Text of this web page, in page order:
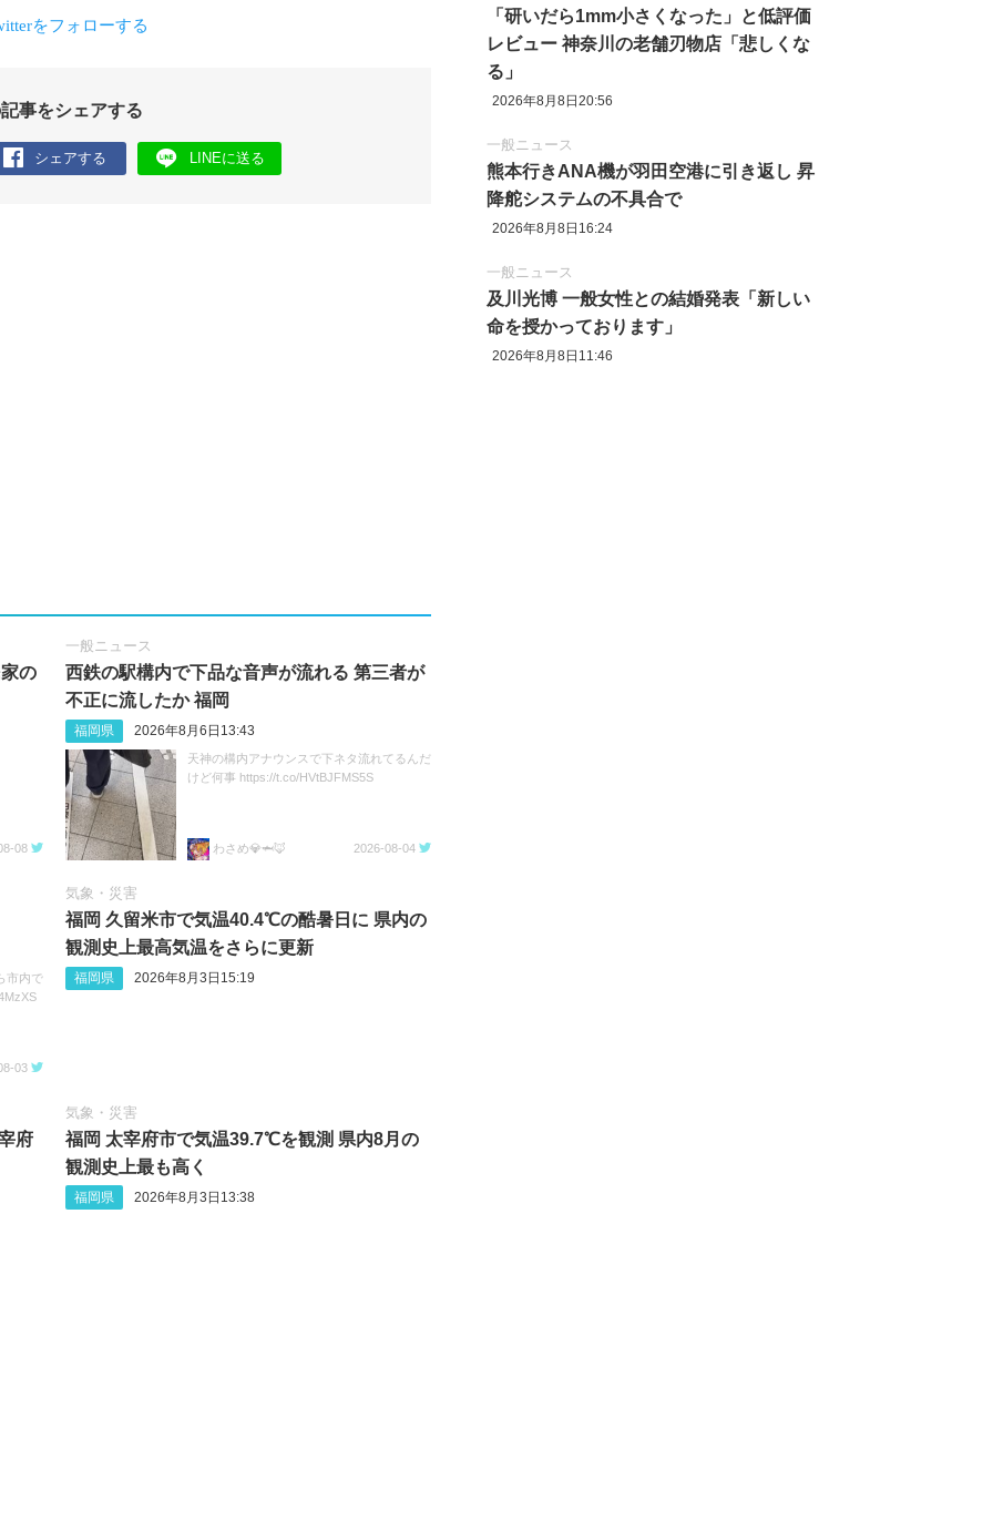
事をシェアする
シェアする LINEに送る
の
08
一般ニュース
西鉄の駅構内で下品な音声が流れる 第三者が
不正に流したか 福岡
福岡県 2026年8月6日13:43
天神の構内アナウンスで下ネタ流れてるんだ
けど何事 https://t.co/HVtBJFMS5S
わさめ💎🦈🦊 2026-08-04
市内で
03
気象・災害
福岡 久留米市で気温40.4℃の酷暑日に 県内の
観測史上最高気温をさらに更新
福岡県 2026年8月3日15:19
府
気象・災害
福岡 太宰府市で気温39.7℃を観測 県内8月の
観測史上最も高く
福岡県 2026年8月3日13:38
「研いだら1mm小さくなった」と低評価
レビュー 神奈川の老舗刃物店「悲しくな
る」
2026年8月8日20:56
一般ニュース
熊本行きANA機が羽田空港に引き返し 昇
降舵システムの不具合で
2026年8月8日16:24
一般ニュース
及川光博 一般女性との結婚発表「新しい
命を授かっております」
2026年8月8日11:46